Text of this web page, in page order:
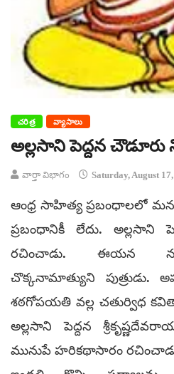
చరిత్ర వ్యాసాలు
అల్లసాని పెద్దన
వార్తా విభాగం Saturday, August
ఆంధ్ర సాహిత్య ప్రబంధాలలో
ప్రబంధానికీ లేదు. అల్లసాని
రచించాడు. ఈయన
చొక్కనామాత్యుని పుత్రుడు.
శఠగోపయతి వల్ల చతుర్విధ
అల్లసాని పెద్దన
మునుపే హరికథాసారం